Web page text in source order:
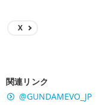
X
関連リンク
@GUNDAMEVO_JP